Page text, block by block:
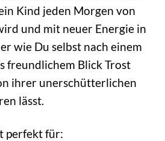
Kind jeden Morgen von
und mit neuer Energie in
wie Du selbst nach einem
freundlichem Blick Trost
ihrer unerschütterlichen
lässt.
perfekt für: